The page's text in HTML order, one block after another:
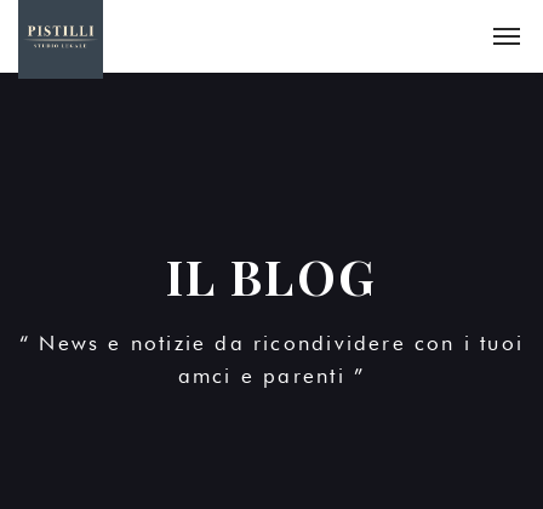
IL BLOG
“ News e notizie da ricondividere con i tuoi
amci e parenti ”